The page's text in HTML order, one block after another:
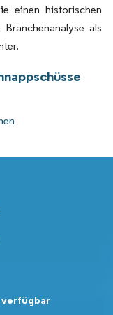
einen historischen
als
verfügbar